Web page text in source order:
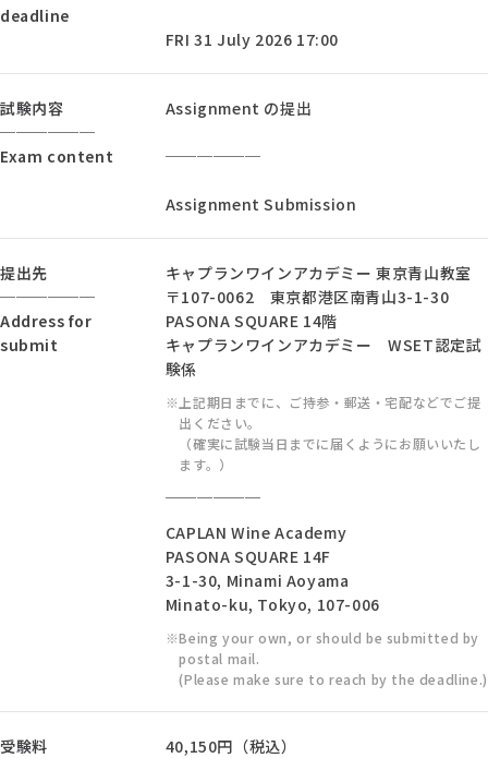
deadline
FRI 31 July 2026 17:00
試験内容
──────
Exam content
Assignment の提出
──────
Assignment Submission
提出先
──────
Address for
submit
キャプランワインアカデミー 東京青山教室
〒107-0062 東京都港区南青山3-1-30
PASONA SQUARE 14階
キャプランワインアカデミー WSET認定試
験係
上記期日までに、ご持参・郵送・宅配などでご提
出ください。
（確実に試験当日までに届くようにお願いいたし
ます。）
──────
CAPLAN Wine Academy
PASONA SQUARE 14F
3-1-30, Minami Aoyama
Minato-ku, Tokyo, 107-006
Being your own, or should be submitted by
postal mail.
(Please make sure to reach by the deadline.)
受験料
40,150円（税込）